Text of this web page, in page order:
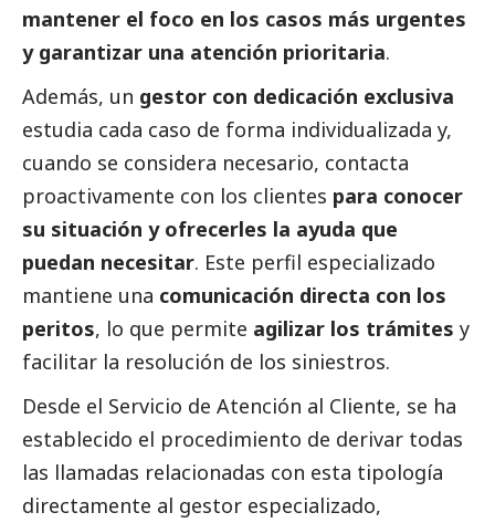
mantener el foco en los casos más urgentes
y garantizar una atención prioritaria.
Además, un gestor con dedicación exclusiva
estudia cada caso de forma individualizada y,
cuando se considera necesario, contacta
proactivamente con los clientes para conocer
su situación y ofrecerles la ayuda que
puedan necesitar. Este perfil especializado
mantiene una comunicación directa con los
peritos, lo que permite agilizar los trámites y
facilitar la resolución de los siniestros.
Desde el Servicio de Atención al Cliente, se ha
establecido el procedimiento de derivar todas
las llamadas relacionadas con esta tipología
directamente al gestor especializado,